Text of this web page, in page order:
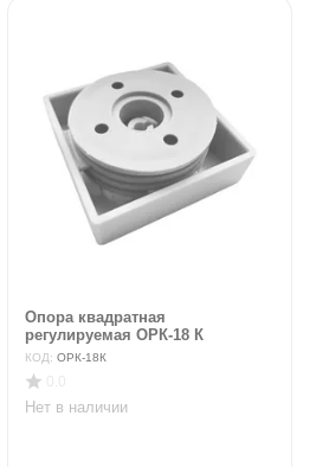
Опора квадратная
регулируемая ОРК-18 К
КОД: ОРК-18К
Нет в наличии